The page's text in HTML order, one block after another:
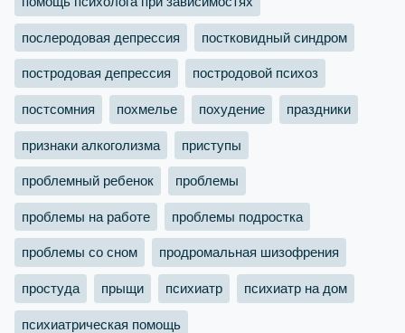
послеродовая депрессия постковидный синдром
постродовая депрессия постродовой психоз
постсомния похмелье похудение праздники
признаки алкоголизма приступы
проблемный ребенок проблемы
проблемы на работе проблемы подростка
проблемы со сном продромальная шизофрения
простуда прыщи психиатр психиатр на дом
психиатрическая помощь